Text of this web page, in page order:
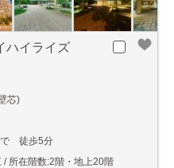
ハイライズ
芯)
で 徒歩5分
所在階数:2階・地上20階